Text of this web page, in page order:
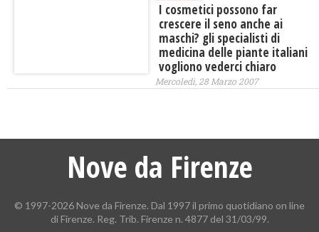
I cosmetici possono far
crescere il seno anche ai
maschi? gli specialisti di
medicina delle piante italiani
vogliono vederci chiaro
Mercoledì, 28 Marzo 2007
Nove da Firenze
© 1997-2026 Nove da Firenze. Dal 1997 il primo quotidiano on line
di Firenze. Reg. Trib. Firenze n. 4877 del 31/03/99.